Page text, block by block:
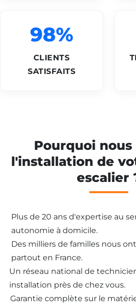
98%
CLIENTS
SATISFAITS
Pourquoi
l'installation de
escalier
Plus de 20 ans d'expertise au
autonomie à domicile.
Des milliers de familles nous
partout en France.
Un réseau national de
installation près de chez vous.
Garantie complète sur le